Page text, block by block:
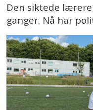
Den siktede
ganger. Nå har